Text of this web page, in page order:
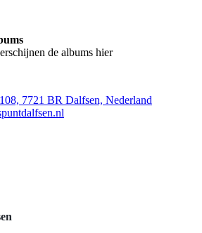
de albums hier
7721 BR Dalfsen, Nederland